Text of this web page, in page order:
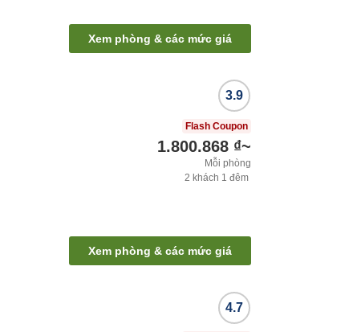
Xem phòng & các mức giá
3.9
Flash Coupon
1.800.868 ₫~
Mỗi phòng
2 khách 1 đêm
Xem phòng & các mức giá
4.7